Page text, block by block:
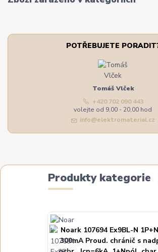
POTŘEBUJETE
Tomáš Vlček
+420 702 090 443
volejte od 9,00 - 20,00 hod
info@elektromaterial.cz
Produkty kategorie